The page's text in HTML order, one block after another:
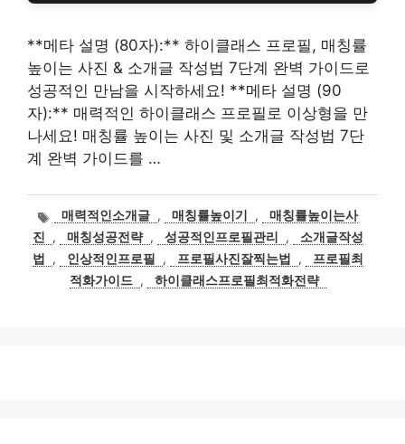
**메타 설명 (80자):** 하이클래스 프로필, 매칭률
높이는 사진 & 소개글 작성법 7단계 완벽 가이드로
성공적인 만남을 시작하세요! **메타 설명 (90
자):** 매력적인 하이클래스 프로필로 이상형을 만
나세요! 매칭률 높이는 사진 및 소개글 작성법 7단
계 완벽 가이드를 …
태매력적인소개글 , 매칭률높이기 ,
매칭률높이는사
진
, 매칭성공전략 , 성공적인프로필관리 ,
소개글작성
법
, 인상적인프로필 , 프로필사진잘찍는법 ,
프로필최
적화가이드 , 하이클래스프로필최적화전략